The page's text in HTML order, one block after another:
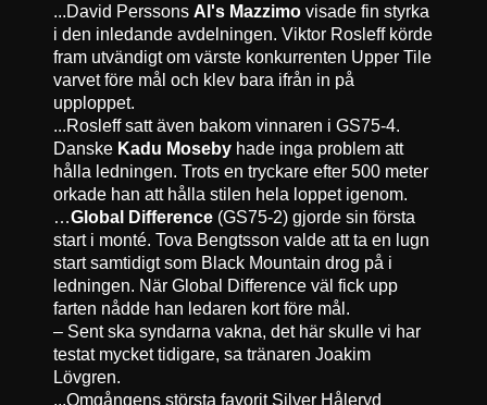
...David Perssons Al's Mazzimovisade fin styrka
i den inledande avdelningen. Viktor Rosleff körde
fram utvändigt om värste konkurrenten Upper Tile
varvet före mål och klev bara ifrån in på
upploppet.
...Rosleff satt även bakom vinnaren i GS75-4.
Danske Kadu Moseby hade inga problem att
hålla ledningen. Trots en tryckare efter 500 meter
orkade han att hålla stilen hela loppet igenom.
…Global Difference (GS75-2) gjorde sin första
start i monté. Tova Bengtsson valde att ta en lugn
start samtidigt som Black Mountain drog på i
ledningen. När Global Difference väl fick upp
farten nådde han ledaren kort före mål.
– Sent ska syndarna vakna, det här skulle vi har
testat mycket tidigare, sa tränaren Joakim
Lövgren.
...Omgångens största favorit Silver Håleryd